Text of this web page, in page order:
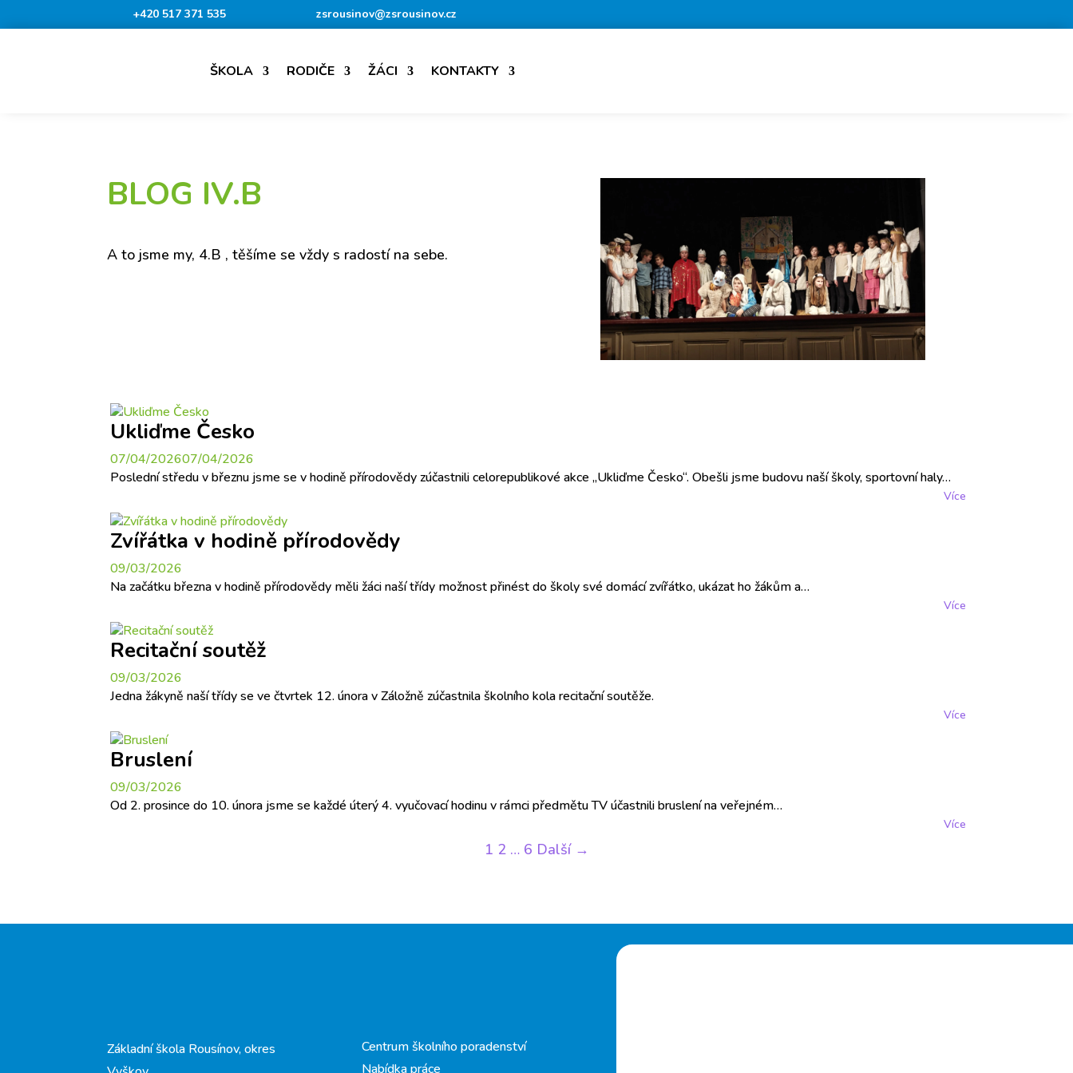
+420 517 371 535 zsrousinov@zsrousinov.cz
ŠKOLA RODIČE ŽÁCI KONTAKTY
BLOG IV.B
A to jsme my, 4.B , těšíme se vždy s radostí na sebe.
Ukliďme Česko
07/04/202607/04/2026
Poslední středu v březnu jsme se v hodině přírodovědy zúčastnili celorepublikové akce „Ukliďme Česko“. Obešli jsme budovu naší školy, sportovní haly…
Více
Zvířátka v hodině přírodovědy
09/03/2026
Na začátku března v hodině přírodovědy měli žáci naší třídy možnost přinést do školy své domácí zvířátko, ukázat ho žákům a…
Více
Recitační soutěž
09/03/2026
Jedna žákyně naší třídy se ve čtvrtek 12. února v Záložně zúčastnila školního kola recitační soutěže.
Více
Bruslení
09/03/2026
Od 2. prosince do 10. února jsme se každé úterý 4. vyučovací hodinu v rámci předmětu TV účastnili bruslení na veřejném…
Více
1 2 … 6 Další →
Základní škola Rousínov, okres
Centrum školního poradenství
Nabídka práce